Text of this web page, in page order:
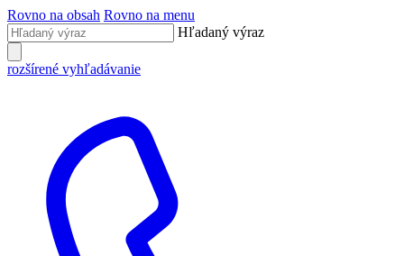
Rovno na obsah Rovno na menu
Hľadaný výraz
rozšírené vyhľadávanie